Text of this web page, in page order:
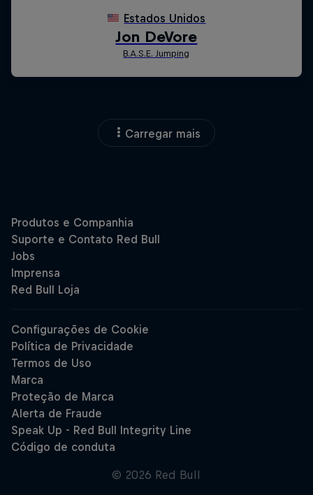
Carregar mais